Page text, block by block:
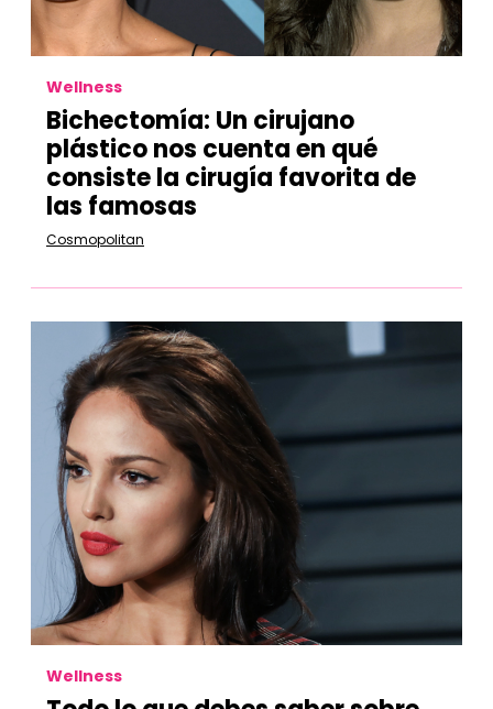
Wellness
Bichectomía: Un cirujano
plástico nos cuenta en qué
consiste la cirugía favorita de
las famosas
Cosmopolitan
Wellness